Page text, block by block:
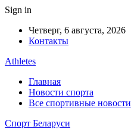
Sign in
Четверг, 6 августа, 2026
Контакты
Athletes
Главная
Новости спорта
Все спортивные новости
Спорт Беларуси